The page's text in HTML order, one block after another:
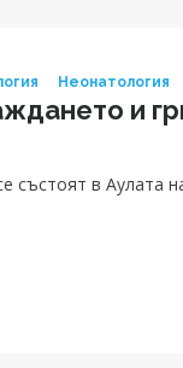
Неонатология
и
състоят в Аулата